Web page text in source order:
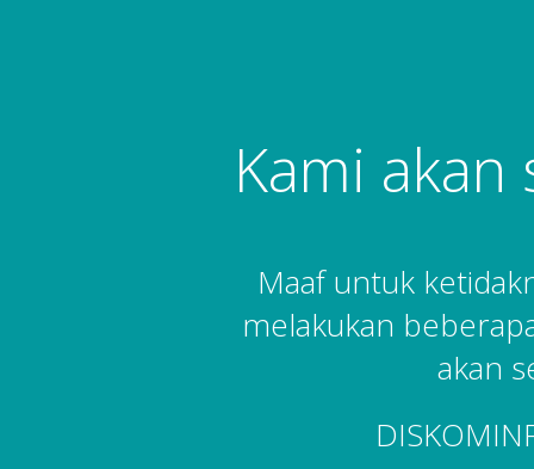
Kami akan
Maaf untuk
melakukan
akan